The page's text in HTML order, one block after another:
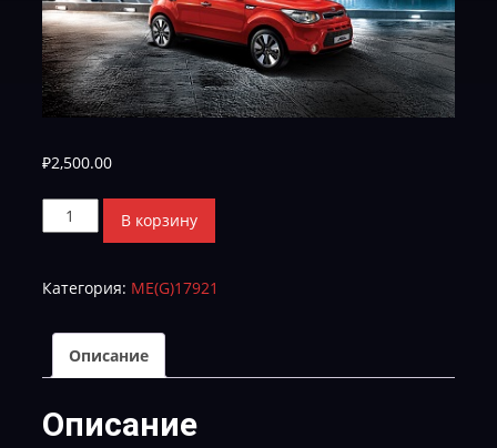
₽2,500.00
Количество
товара
Соул
MSK-
JR506QS01C00-
E-
В корзину
Категория: МE(G)17921
Описание
Описание